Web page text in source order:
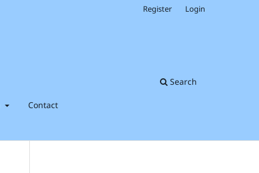
Contact
Search
Register Login